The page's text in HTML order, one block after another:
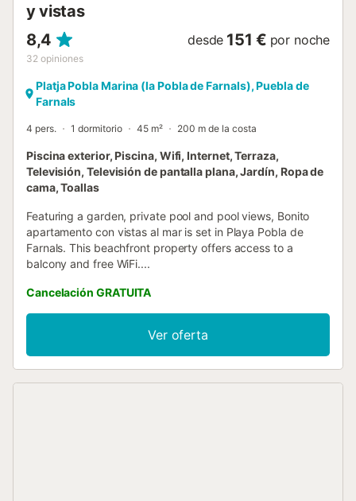
y vistas
8,4
32 opiniones
desde 151 € por noche
Platja Pobla Marina (la Pobla de Farnals), Puebla de
Farnals
4 pers. 1 dormitorio 45 m² 200 m de la costa
Piscina exterior, Piscina, Wifi, Internet, Terraza,
Televisión, Televisión de pantalla plana, Jardín, Ropa de
cama, Toallas
Featuring a garden, private pool and pool views, Bonito
apartamento con vistas al mar is set in Playa Pobla de
Farnals. This beachfront property offers access to a
balcony and free WiFi....
Cancelación GRATUITA
Ver oferta